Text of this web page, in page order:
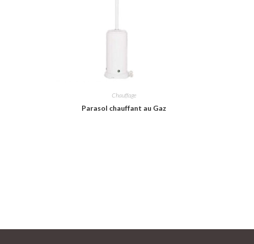
Chauffage
Parasol chauffant au Gaz